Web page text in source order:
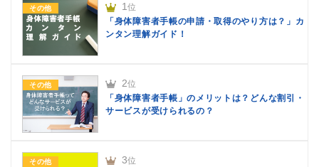
その他 1 位
「身体障害者手帳の申請・取得のやり方は？」カ
ンタン理解ガイド！
その他 2位
「身体障害者手帳」のメリットは？どんな割引・
サービスが受けられるの？
その他 3位